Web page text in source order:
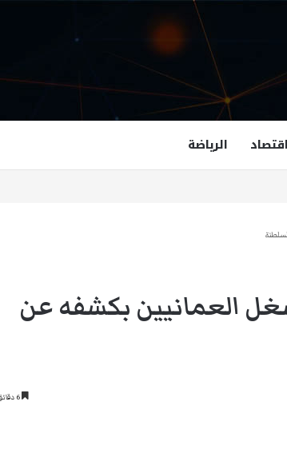
اقتصاد الرياضة
أول مسلمة نائبة لحاكم فرجينيا
العمانيين بكشفه عن